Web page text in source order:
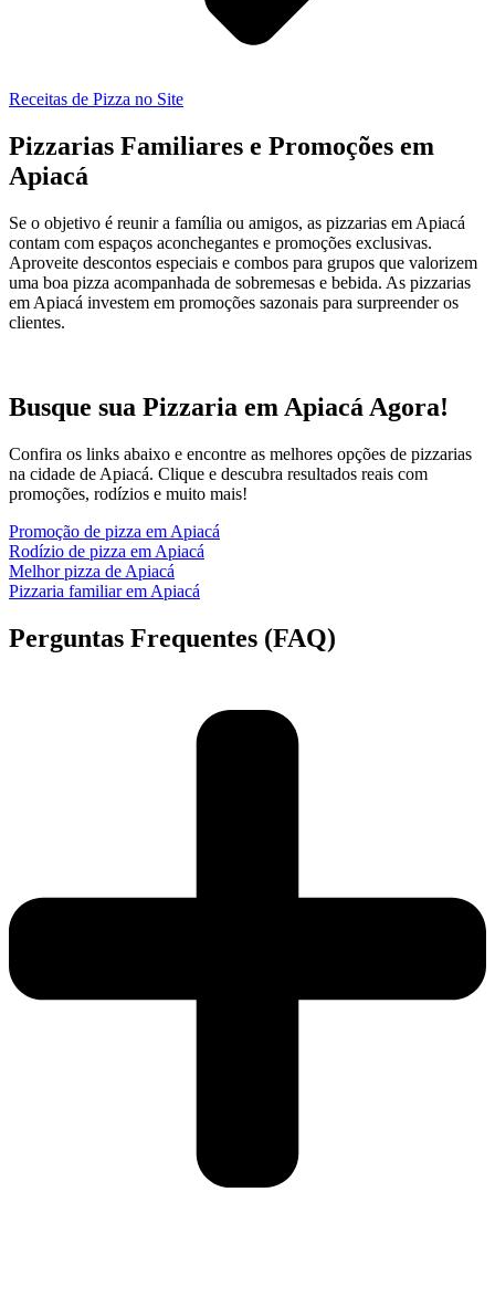
Receitas de Pizza no Site
Pizzarias Familiares e Promoções em
Apiacá
Se o objetivo é reunir a família ou amigos, as pizzarias em Apiacá
contam com espaços aconchegantes e promoções exclusivas.
Aproveite descontos especiais e combos para grupos que valorizem
uma boa pizza acompanhada de sobremesas e bebida. As pizzarias
em Apiacá investem em promoções sazonais para surpreender os
clientes.
Busque sua Pizzaria em Apiacá Agora!
Confira os links abaixo e encontre as melhores opções de pizzarias
na cidade de Apiacá. Clique e descubra resultados reais com
promoções, rodízios e muito mais!
Promoção de pizza em Apiacá
Rodízio de pizza em Apiacá
Melhor pizza de Apiacá
Pizzaria familiar em Apiacá
Perguntas Frequentes (FAQ)